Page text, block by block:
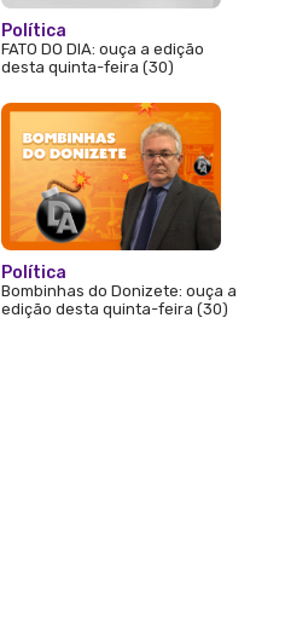
Política
FATO DO DIA: ouça a edição
desta quinta-feira (30)
Política
Bombinhas do Donizete: ouça a
edição desta quinta-feira (30)